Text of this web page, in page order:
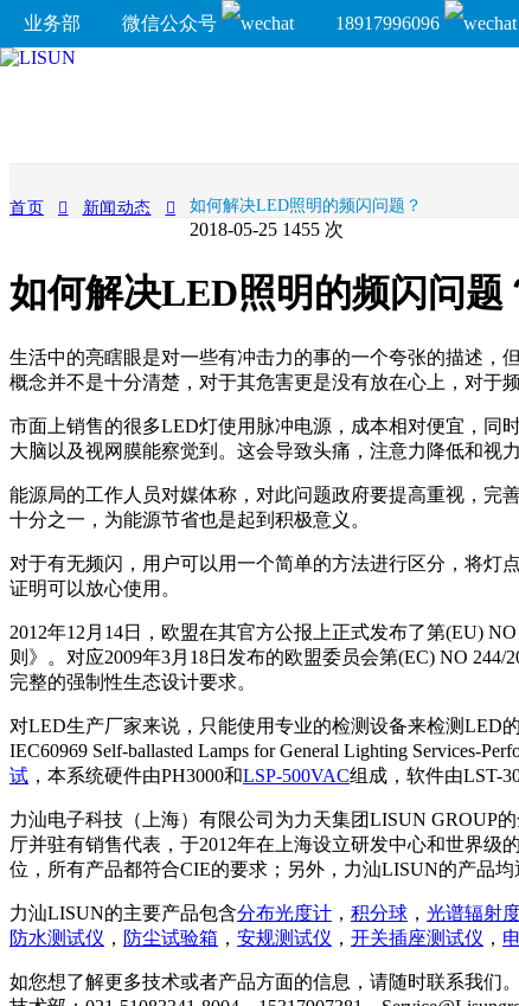
业务部 微信公众号 18917996096
首页 新闻动态 如何解决LED照明的频闪问题？
2018-05-25 1455 次
如何解决LED照明的频闪问题
生活中的亮瞎眼是对一些有冲击力的事的一个夸张的描述，
概念并不是十分清楚，对于其危害更是没有放在心上，对于
市面上销售的很多LED灯使用脉冲电源，成本相对便宜，同
大脑以及视网膜能察觉到。这会导致头痛，注意力降低和视力
能源局的工作人员对媒体称，对此问题政府要提高重视，完
十分之一，为能源节省也是起到积极意义。
对于有无频闪，用户可以用一个简单的方法进行区分，将灯
证明可以放心使用。
2012年12月14日，欧盟在其官方公报上正式发布了第(EU)
则》。对应2009年3月18日发布的欧盟委员会第(EC) NO
完整的强制性生态设计要求。
对LED生产厂家来说，只能使用专业的检测设备来检测LED
IEC60969 Self-ballasted Lamps for General Lighting Services-
试 ，本系统硬件由PH3000和LSP-500VAC组成，软件由LST-
力汕电子科技（上海）有限公司为力天集团LISUN GROUP
厅并驻有销售代表，于2012年在上海设立研发中心和世界级
位，所有产品都符合CIE的要求；另外，力汕LISUN的产品均
力汕LISUN的主要产品包含分布光度计 ， 积分球 ， 光谱辐射
防水测试仪 ， 防尘试验箱 ， 安规测试仪 ， 开关插座测试仪 ，
如您想了解更多技术或者产品方面的信息，请随时联系我们。